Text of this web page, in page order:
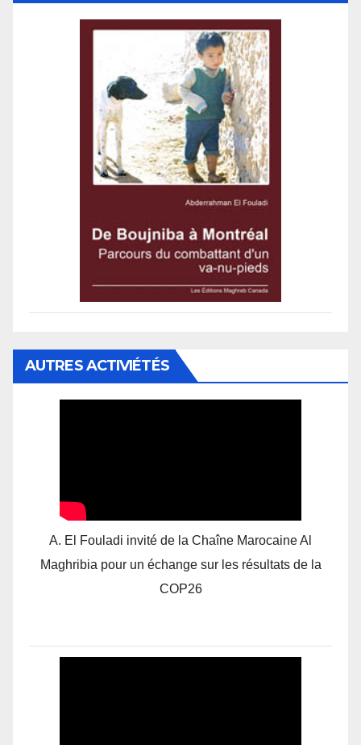
AUTRES ACTIVIÉTÉS
A. El Fouladi invité de la Chaîne Marocaine Al
Maghribia pour un échange sur les résultats de la
COP26